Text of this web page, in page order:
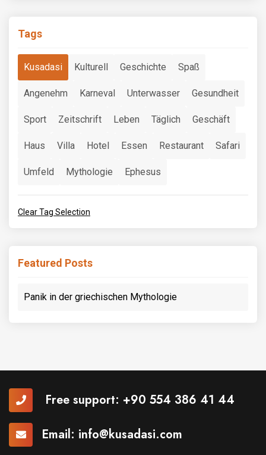
Tags
Kusadasi Kulturell Geschichte Spaß
Angenehm Karneval Unterwasser Gesundheit
Sport Zeitschrift Leben Täglich Geschäft
Haus Villa Hotel Essen Restaurant Safari
Umfeld Mythologie Ephesus
Clear Tag Selection
Featured Posts
Panik in der griechischen Mythologie
Free support: +90 554 386 41 44
Email: info@kusadasi.com